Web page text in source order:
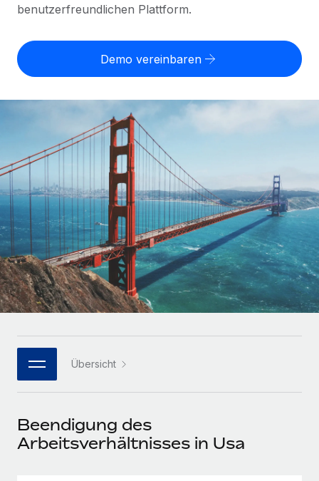
Contractor of Record
Contractor Management
Auslagern von komplexen HR-Aufgaben
INFRASTRUKTUR
Remote Embedded
Nahtlose Integration der HR in bestehende Abläufe
Plattform
Integrierte HR-Kernfunktionen für dein Team
Verknüpfen Neu
MCP
Integrationen
Prozessoptimierung mit unverzichtbaren Business-
DIENSTLEISTUNGEN
Einfache Einstellung in allen US-Bundesstaaten
Remote im Vergleich
Vergleiche mit unseren Mitbewerbern
WACHSTUMSPHASE
Startups
Agile HR- und Payroll-Lösungen für wachsende
Mittelstand
Maßgeschneiderte HR-Lösungen, um Teams zu
vergrößern
Enterprise
Globale HR für Konzerne und Großunternehmen
Strategische Technologiepartner
Flexible Einbettung von Global-HR-Funktionen in deine
Plattform
Entdecke die Möglichkeiten einer Partnerschaft
Länderspezifische Einschätzung des
Länderspezifische Berechnung der
Honorarzahlungen berechnen
Informationen zu möglichen Währungen und
Abwicklungsfristen für globale Freelancer:innen
LERNEN MIT REMOTE
Forschung und Leitfäden
Fallstudien
HR-Glossar
Checklisten und Vorlagen
Bibliothek für Stellenbeschreibungen
Webinare
Events
Newsroom
Informationen zu Gehältern und Qualifikationen
English
Nederlands
Deutsch
Español
Italiano
Português (Portugal)
日本語
한국어
中文（简体）
benutzerfreundlichen Plattform.
Demo vereinbaren
Übersicht
Beendigung des
Arbeitsverhältnisses in Usa